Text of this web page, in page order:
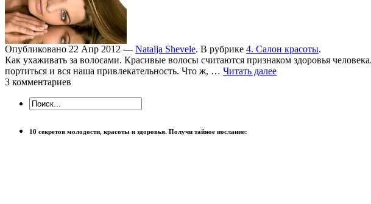
Опубликовано 22 Апр 2012 — Natalja Shevele. В рубрике 4. Салон красоты.
Как ухаживать за волосами. Красивые волосы считаются признаком здоровья
портиться и вся наша привлекательность. Что ж, … Читать далее
3 комментариев
10 секретов молодости, красоты и здоровья. Получи тайное послание: